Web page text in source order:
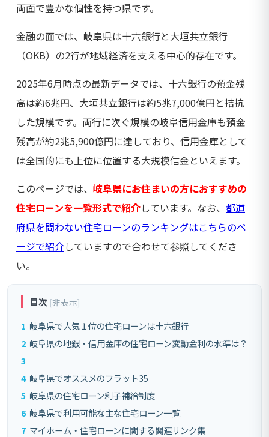
両面で豊かな個性を持つ県です。
金融の面では、岐阜県は十六銀行と大垣共立銀行
（OKB）の2行が地域経済を支える中心的存在です。
2025年6月時点の最新データでは、十六銀行の預金残
高は約6兆円、大垣共立銀行は約5兆7,000億円と拮抗
した規模です。両行に次ぐ規模の岐阜信用金庫も預金
残高が約2兆5,900億円に達しており、信用金庫として
は全国的にも上位に位置する大規模信金といえます。
このページでは、 岐阜県にお住まいの方におすすめの
住宅ローンを一覧形式で紹介しています。なお、 都道
府県を問わない住宅ローンのランキングはこちらのペ
ージで紹介していますので合わせて参照してくださ
い。
目次 [非表示]
1 岐阜県で人気１位の住宅ローンは十六銀行
2 岐阜県の地銀・信用金庫の住宅ローン変動金利の水準は？
3
4 岐阜県でオススメのフラット35
5 岐阜県の住宅ローン利子補給制度
6 岐阜県で利用可能な主な住宅ローン一覧
7 マイホーム・住宅ローンに関する関連リンク集